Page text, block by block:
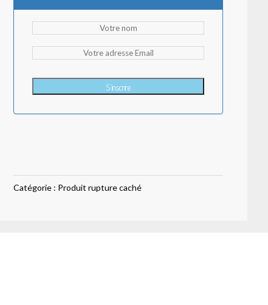
S'inscrire
Catégorie : Produit rupture caché